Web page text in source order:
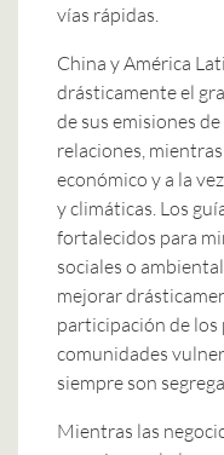
vías rápidas.
China y América
drásticamente el
de sus emisiones
relaciones,
económico y a la
y climáticas. Los
fortalecidos para
sociales o
mejorar
participación de
comunidades
siempre son
Mientras las